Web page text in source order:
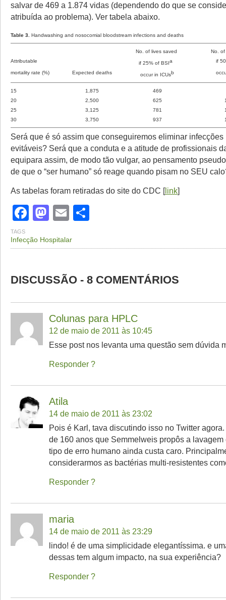
salvar de 469 a 1.874 vidas (dependendo do que se
atribuída ao problema). Ver tabela abaixo.
Table 3. Handwashing and nosocomial bloodstream infections and deaths
No. of lives saved
No. of
Attributable
if 25% of BSIa if
mortality rate (%) Expected deaths occur in ICUsb
15 1,875
469
20
2,500 625
25
3,125 781
30
3,750 937
Será que é só assim que conseguiremos eliminar
evitáveis? Será que a conduta e a atitude de profissionais
equipara assim, de modo tão vulgar, ao pensamento
de que o “ser humano” só reage quando pisam no SEU
As tabelas foram retiradas do site do CDC [link]
Facebook
Mastodon
Email
TAGS
Infecção Hospitalar
DISCUSSÃO - 8 COMENTÁRIOS
Colunas para HPLC
12 de maio de 2011 às 10:45
Esse post nos levanta uma questão sem dúvida
Responder
Atila
14 de maio de 2011 às 23:02
Pois é Karl, tava discutindo isso no Twitter
de 160 anos que Semmelweis propôs a lavagem
tipo de erro humano ainda custa caro.
considerarmos as bactérias multi-resistentes
Responder
maria
14 de maio de 2011 às 23:29
lindo! é de uma simplicidade elegantíssima. e
dessas tem algum impacto, na sua experiência?
Responder